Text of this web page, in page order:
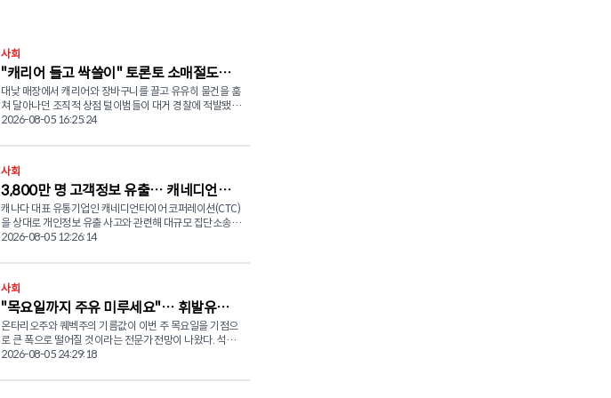
사회
"캐리어 들고 싹쓸이" 토론토 소매절도
546명 검거…훔친 물건 재유통
대낮 매장에서 캐리어와 장바구니를 끌고 유유히 물건을 훔
쳐 달아나던 조직적 상점 털이범들이 대거 경찰에 적발됐
다. 5일(수) 토론토 경찰청(Toronto Police Service)은 수년
명 이상의 피의자를 체포하고 4,000건이 넘는 혐의를 적용
했다고 밝혔다. 마이론 뎀키우(Myron Demkiw) 토론토 경
찰청장은 열린 기자회견에서 "이토비코 북쪽(North
Etobicoke) 지역에서 기승을 부리던 도난 사건을 계기로 2
년 전 조직범죄전담반을 신설했다"며 그간의 수사 결과를
공개했다. 경찰이 발표한 집계에 따르면 현재까지 총 546명
이 체포됐으며 4,033건의 혐의가 입증됐다. 수사 과정에서
건 조사에서만 20명이 체포되고 400여 건의 혐의가 적용되
는 범죄 조직의의 대담함이 그대로 담겼다. 피의자들은 주
류판매점(LCBO), 샤퍼스 드럭마트(Shoppers Drug Mart),
월마트(Walmart) 등에서 장바구니와 여행용 캐리어에 양
주와 생필품을 가득 담은 뒤 아무렇지 않은 듯 매장을 유유
히 빠져나갔다. 월마트 도난 사건 당시에는 현장을 막아서
려던 보안 요원과 시민들을 향해 피의자가 최루액을 분사하
2026-08-05 16:25:24
사회
3,800만 명 고객정보 유출… 캐네디언타
이어 대규모 집단소송 직면
캐나다 대표 유통기업인 캐네디언타이어 코퍼레이션(CTC)
을 상대로 개인정보 유출 사고와 관련해 대규모 집단소송이
추진되고 있다. 지난 7월 24일(금), 캐나다 로펌 KND 콤플렉
스(Hammerco Lawyers LLP)는 2025년 발생한 개인정보
유출 사고 피해 고객을 대신해 캐네디언타이어를 상대로 집
단소송을 제기했다고 발표했다. 변호인단은 이번 소송을 통
해 개인정보 유출의 정확한 경위를 규명하고, 캐나다 소매업
계 전반의 개인정보 보호 및 데이터 관리 책임을 강화하는
한편 피해 고객들에 대한 손해배상을 청구할 계획이라고 밝
혔다. 이번 사건은 지난해 10월 2일 캐네디언타이어가 고객
가 발생했다고 공식 통보하면서 알려졌다. 집단소송 측에
2026-08-05 12:26:14
사회
"목요일까지 주유 미루세요"… 휘발유값
대폭 하락 예고
온타리오주와 퀘벡주의 기름값이 이번 주 목요일을 기점으
로 큰 폭으로 떨어질 것이라는 전문가 전망이 나왔다. 석유
시장 분석가인 캐나다석유협회(Canadians for
오는 8월 6일(목)부터 온타리오와 퀘벡 전역의 휘발유 가격
2026-08-05 24:29:18